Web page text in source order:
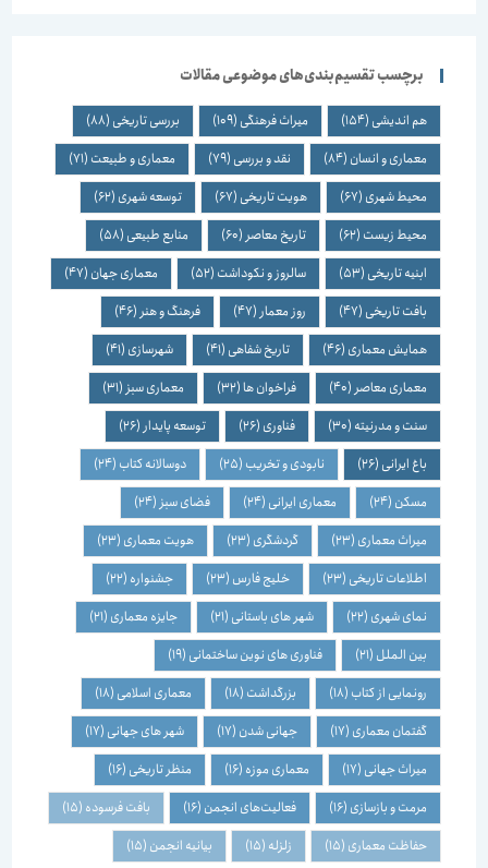
برچسب تقسیم‌بندی‌های موضوعی مقالات
هم اندیشی(154) میراث فرهنگی(109) بررسی تاریخی(88)
معماری و انسان(84) نقد و بررسی(79) معماری و طبیعت(71)
محیط شهری(67) هویت تاریخی(67) توسعه شهری(62)
محیط زیست(62) تاریخ معاصر(60) منابع طبیعی(58)
ابنیه تاریخی(53) سالروز و نکوداشت(52) معماری جهان(47)
بافت تاریخی(47) روز معمار(47) فرهنگ و هنر(46)
همایش معماری(46) تاریخ شفاهی(41) شهرسازی(41)
معماری معاصر(40) فراخوان ها(32) معماری سبز(31)
سنت و مدرنیته(30) فناوری(26) توسعه پایدار(26)
باغ ایرانی(26) نابودی و تخریب(25) دوسالانه کتاب(24)
مسکن(24) معماری ایرانی(24) فضای سبز(24)
میراث معماری(23) گردشگری(23) هویت معماری(23)
اطلاعات تاریخی(23) خلیج فارس(23) جشنواره(22)
نمای شهری(22) شهر های باستانی(21) جایزه معماری(21)
بین الملل(21) فناوری های نوین ساختمانی(19)
رونمایی از کتاب(18) بزرگداشت(18) معماری اسلامی(18)
گفتمان معماری(17) جهانی شدن(17) شهر های جهانی(17)
میراث جهانی(17) معماری موزه(16) منظر تاریخی(16)
مرمت و بازسازی(16) فعالیت‌های انجمن(16) بافت فرسوده(15)
حفاظت معماری(15) زلزله(15) بیانیه انجمن(15)